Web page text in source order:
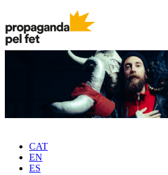
CAT
EN
ES